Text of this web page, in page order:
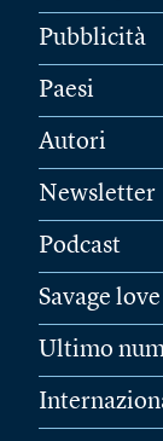
Pubblicità
Paesi
Autori
Newsletter
Podcast
Savage love
Ultimo